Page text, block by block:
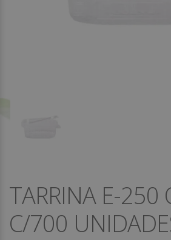
TARRINA E-250
C/700